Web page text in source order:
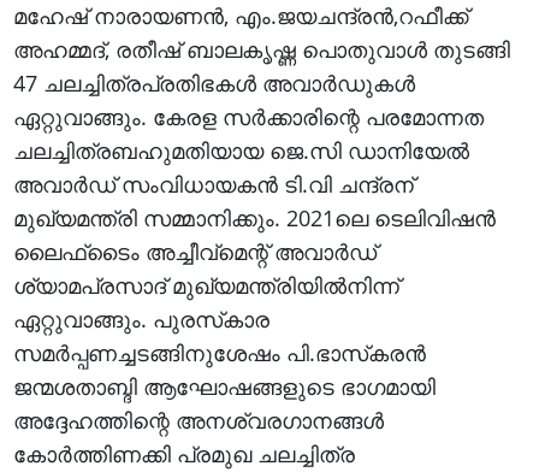
മഹേഷ് നാരായണന്‍, എം.ജയചന്ദ്രന്‍,റഫീക്ക്
അഹമ്മദ്, രതീഷ് ബാലകൃഷ്ണ പൊതുവാള്‍ തുടങ്ങി
47 ചലച്ചിത്രപ്രതിഭകള്‍ അവാര്‍ഡുകള്‍
ഏറ്റുവാങ്ങും. കേരള സര്‍ക്കാരിന്റെ പരമോന്നത
ചലച്ചിത്രബഹുമതിയായ ജെ.സി ഡാനിയേല്‍
അവാര്‍ഡ് സംവിധായകന്‍ ടി.വി ചന്ദ്രന്
മുഖ്യമന്ത്രി സമ്മാനിക്കും. 2021ലെ ടെലിവിഷന്‍
ലൈഫ്‌ടൈം അച്ചീവ്‌മെന്റ് അവാര്‍ഡ്
ശ്യാമപ്രസാദ് മുഖ്യമന്ത്രിയില്‍നിന്ന്
ഏറ്റുവാങ്ങും. പുരസ്‌കാര
സമര്‍പ്പണച്ചടങ്ങിനുശേഷം പി.ഭാസ്‌കരന്‍
ജന്മശതാബ്ദി ആഘോഷങ്ങളുടെ ഭാഗമായി
അദ്ദേഹത്തിന്റെ അനശ്വരഗാനങ്ങള്‍
കോര്‍ത്തിണക്കി പ്രമുഖ ചലച്ചിത്ര